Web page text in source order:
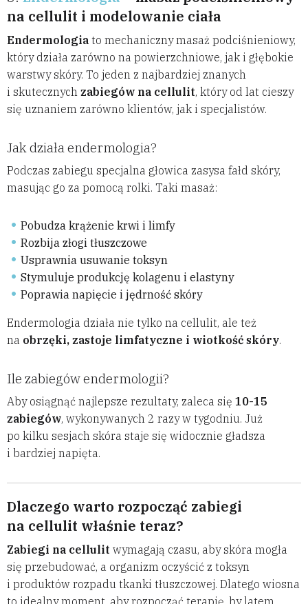
na cellulit i modelowanie ciała
Endermologia to mechaniczny masaż podciśnieniowy,
który działa zarówno na powierzchniowe, jak i głębokie
warstwy skóry. To jeden z najbardziej znanych
i skutecznych zabiegów na cellulit, który od lat cieszy
się uznaniem zarówno klientów, jak i specjalistów.
Jak działa endermologia?
Podczas zabiegu specjalna głowica zasysa fałd skóry,
masując go za pomocą rolki. Taki masaż:
Pobudza krążenie krwi i limfy
Rozbija złogi tłuszczowe
Usprawnia usuwanie toksyn
Stymuluje produkcję kolagenu i elastyny
Poprawia napięcie i jędrność skóry
Endermologia działa nie tylko na cellulit, ale też
na obrzęki, zastoje limfatyczne i wiotkość skóry.
Ile zabiegów endermologii?
Aby osiągnąć najlepsze rezultaty, zaleca się 10-15
zabiegów, wykonywanych 2 razy w tygodniu. Już
po kilku sesjach skóra staje się widocznie gładsza
i bardziej napięta.
Dlaczego warto rozpocząć zabiegi
na cellulit właśnie teraz?
Zabiegi na cellulit wymagają czasu, aby skóra mogła
się przebudować, a organizm oczyścić z toksyn
i produktów rozpadu tkanki tłuszczowej. Dlatego wiosna
to idealny moment, aby rozpocząć terapię, by latem